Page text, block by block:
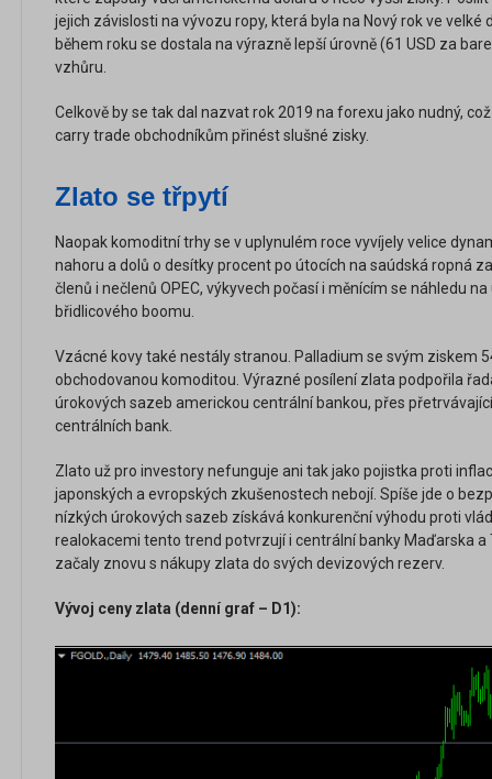
jejich závislosti na vývozu ropy, která byla na Nový rok ve velké
během roku se dostala na výrazně lepší úrovně (61 USD za
vzhůru.
Celkově by se tak dal nazvat rok 2019 na forexu jako nudný,
carry trade obchodníkům přinést slušné zisky.
Zlato se třpytí
Naopak komoditní trhy se v uplynulém roce vyvíjely velice
nahoru a dolů o desítky procent po útocích na saúdská ropná
členů i nečlenů OPEC, výkyvech počasí i měnícím se náhledu
břidlicového boomu.
Vzácné kovy také nestály stranou. Palladium se svým ziskem
obchodovanou komoditou. Výrazné posílení zlata podpořila
úrokových sazeb americkou centrální bankou, přes
centrálních bank.
Zlato už pro investory nefunguje ani tak jako pojistka proti
japonských a evropských zkušenostech nebojí. Spíše jde o
nízkých úrokových sazeb získává konkurenční výhodu proti
realokacemi tento trend potvrzují i centrální banky Maďarska a
začaly znovu s nákupy zlata do svých devizových rezerv.
Vývoj ceny zlata (denní graf – D1):